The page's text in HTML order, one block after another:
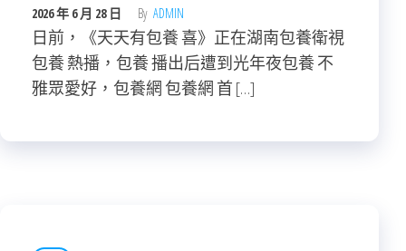
2026 年 6 月 28 日 By ADMIN
日前，《天天有包養 喜》正在湖南包養衛視
包養 熱播，包養 播出后遭到光年夜包養 不
雅眾愛好，包養網 包養網 首 […]